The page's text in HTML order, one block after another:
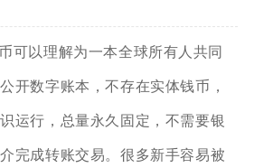
可以理解为一本全球所有人共同
开数字账本，不存在实体钱币，
运行，总量永久固定，不需要银
完成转账交易。很多新手容易被